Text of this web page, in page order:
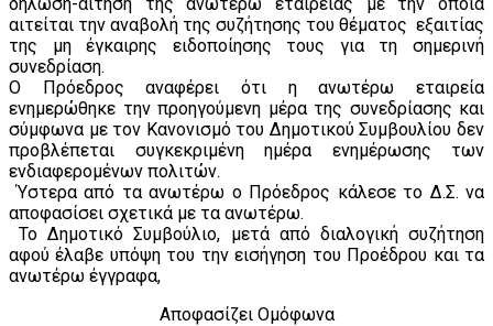
αιτείται την αναβολή της συζήτησης του θέματος εξαιτίας
της μη έγκαιρης ειδοποίησης τους για τη σημερινή
συνεδρίαση.
Ο Πρόεδρος αναφέρει ότι η ανωτέρω εταιρεία
ενημερώθηκε την προηγούμενη μέρα της συνεδρίασης και
σύμφωνα με τον Κανονισμό του Δημοτικού Συμβουλίου δεν
προβλέπεται συγκεκριμένη ημέρα ενημέρωσης των
ενδιαφερομένων πολιτών.
Ύστερα από τα ανωτέρω ο Πρόεδρος κάλεσε το Δ.Σ. να
αποφασίσει σχετικά με τα ανωτέρω.
Το Δημοτικό Συμβούλιο, μετά από διαλογική συζήτηση
αφού έλαβε υπόψη του την εισήγηση του Προέδρου και τα
ανωτέρω έγγραφα,
Αποφασίζει Ομόφωνα